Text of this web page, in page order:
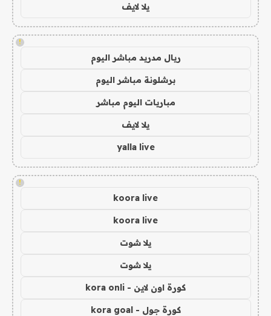
يلا لايف
!
ريال مدريد مباشر اليوم
برشلونة مباشر اليوم
مباريات اليوم مباشر
يلا لايف
yalla live
!
koora live
koora live
يلا شوت
يلا شوت
كورة اون لاين - kora onli
كورة جول - kora goal